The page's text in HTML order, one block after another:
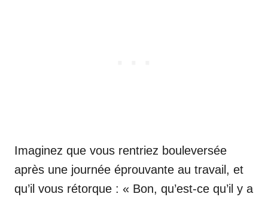
Imaginez que vous rentriez bouleversée
après une journée éprouvante au travail, et
qu’il vous rétorque : « Bon, qu’est-ce qu’il y a